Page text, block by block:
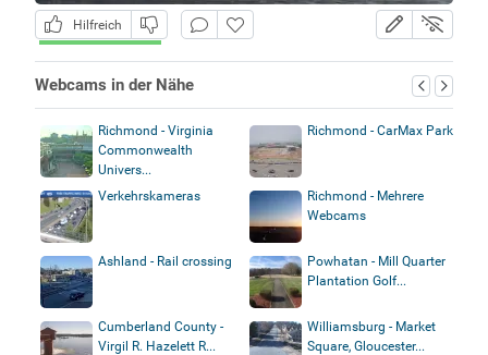
Hilfreich
Webcams in der Nähe
Richmond - Virginia
Commonwealth
Univers...
Richmond - CarMax Park
Verkehrskameras
Richmond - Mehrere
Webcams
Ashland - Rail crossing
Powhatan - Mill Quarter
Plantation Golf...
Cumberland County -
Virgil R. Hazelett R...
Williamsburg - Market
Square, Gloucester...